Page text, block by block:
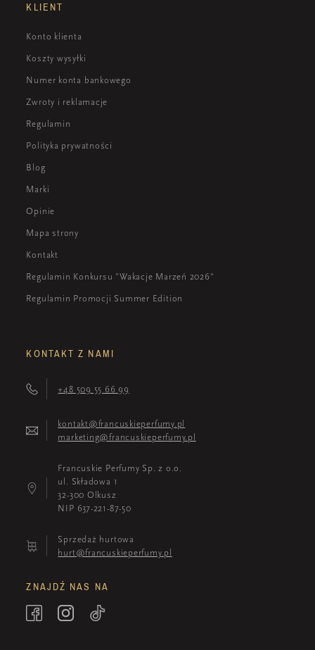
KLIENT
Konto klienta
Koszty wysyłki
Numer konta bankowego
Zwroty i reklamacje
Regulamin
Polityka prywatności
Blog
Marki
Opinie
Mapa strony
Kontakt
Regulamin Konkursu "Wakacje Marzeń 2026"
Regulamin Promocji Summer Edition
KONTAKT Z NAMI
+48 509 55 66 99
kontakt@francuskieperfumy.pl
marketing@francuskieperfumy.pl
Francuskie Perfumy Sp. z o.o.
ul. Składowa 1
32-300 Olkusz
NIP 637-221-87-50
Sprzedaż hurtowa
hurt@francuskieperfumy.pl
ZNAJDŹ NAS NA